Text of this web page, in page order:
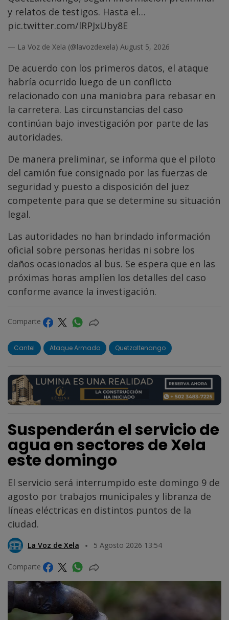
y relatos de testigos. Hasta el…
pic.twitter.com/lRPJxUby8E
— La Voz de Xela (@lavozdexela) August 5, 2026
De acuerdo con los primeros datos, el ataque
habría ocurrido luego de un conflicto
relacionado con una maniobra para rebasar en
la carretera. Las circunstancias del caso
continúan bajo investigación por parte de las
autoridades.
De manera preliminar, se informa que el piloto
del camión fue consignado por las fuerzas de
seguridad y puesto a disposición del juez
competente para que se determine su situación
legal.
Las autoridades no han brindado información
oficial sobre personas heridas ni sobre los
daños ocasionados al bus. Se espera que en las
próximas horas amplíen los detalles del caso
conforme avance la investigación.
Comparte
Cantel Ataque Armado Quetzaltenango
Suspenderán el servicio de
agua en sectores de Xela
este domingo
El servicio será interrumpido este domingo 9 de
agosto por trabajos municipales y libranza de
líneas eléctricas en distintos puntos de la
ciudad.
La Voz de Xela 5 Agosto 2026 13:54
Comparte